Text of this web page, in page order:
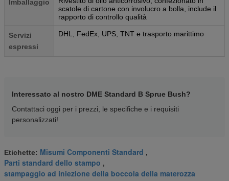
Imballaggio
scatole di cartone con involucro a bolla, include il
rapporto di controllo qualità
Servizi
espressi
DHL, FedEx, UPS, TNT e trasporto marittimo
Interessato al nostro DME Standard B Sprue Bush?
Contattaci oggi per i prezzi, le specifiche e i requisiti
personalizzati!
Etichette: Misumi Componenti Standard ,
Parti standard dello stampo ,
stampaggio ad iniezione della boccola della materozza